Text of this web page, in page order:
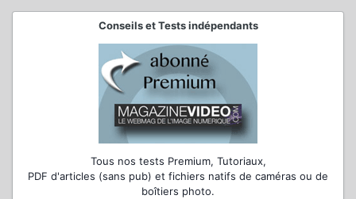
Conseils et Tests indépendants
Tous nos tests Premium, Tutoriaux,
PDF d'articles (sans pub) et fichiers natifs de caméras ou de
boîtiers photo.